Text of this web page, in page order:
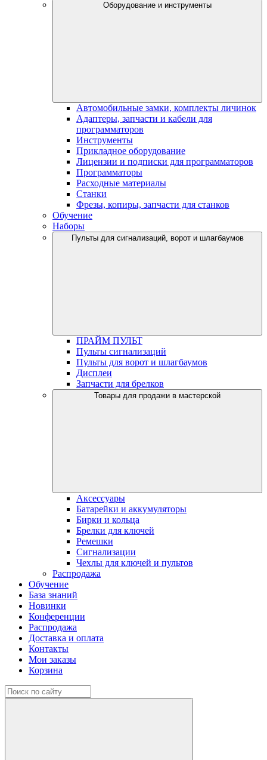
Оборудование и инструменты
Автомобильные замки, комплекты личинок
Адаптеры, запчасти и кабели для
программаторов
Инструменты
Прикладное оборудование
Лицензии и подписки для программаторов
Программаторы
Расходные материалы
Станки
Фрезы, копиры, запчасти для станков
Обучение
Наборы
Пульты для сигнализаций, ворот и шлагбаумов
ПРАЙМ ПУЛЬТ
Пульты сигнализаций
Пульты для ворот и шлагбаумов
Дисплеи
Запчасти для брелков
Товары для продажи в мастерской
Аксессуары
Батарейки и аккумуляторы
Бирки и кольца
Брелки для ключей
Ремешки
Сигнализации
Чехлы для ключей и пультов
Распродажа
Обучение
База знаний
Новинки
Конференции
Распродажа
Доставка и оплата
Контакты
Мои заказы
Корзина